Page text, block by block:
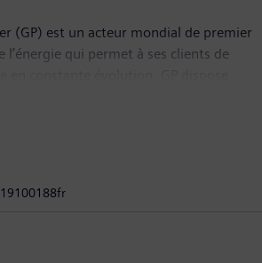
(GP) est un acteur mondial de premier
l’énergie qui permet à ses clients de
permettent l’exploitation, le
dans des centrales ou des unités de